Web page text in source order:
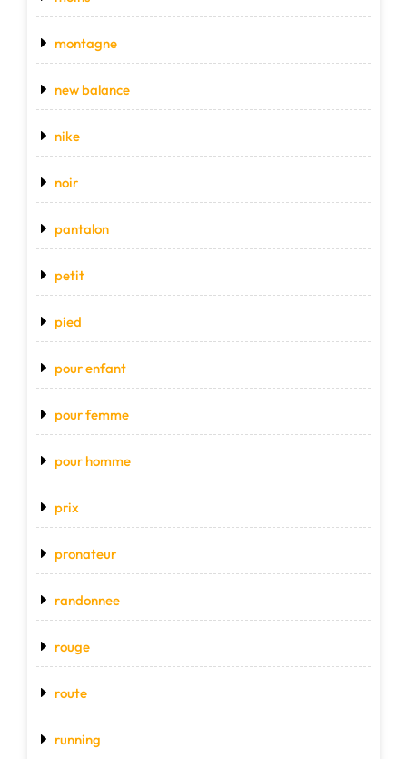
montagne
new balance
nike
noir
pantalon
petit
pied
pour enfant
pour femme
pour homme
prix
pronateur
randonnee
rouge
route
running